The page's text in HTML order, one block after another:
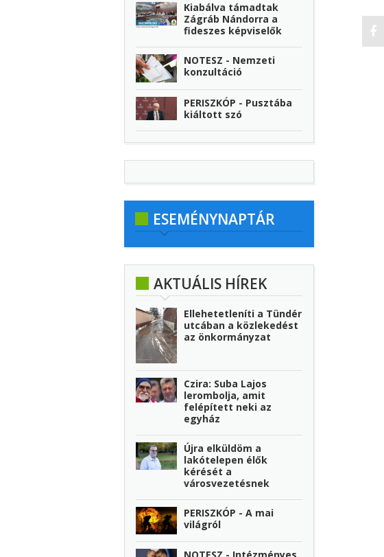
Kiabálva támadtak
Zágráb Nándorra a
fideszes képviselők
NOTESZ - Nemzeti
konzultáció
PERISZKÓP - Pusztába
kiáltott szó
ESEMÉNYNAPTÁR
AKTUÁLIS HÍREK
Ellehetetleníti a Tündér
utcában a közlekedést
az önkormányzat
Czira: Suba Lajos
lerombolja, amit
felépített neki az
egyház
Újra elküldöm a
lakótelepen élők
kérését a
városvezetésnek
PERISZKÓP - A mai
világról